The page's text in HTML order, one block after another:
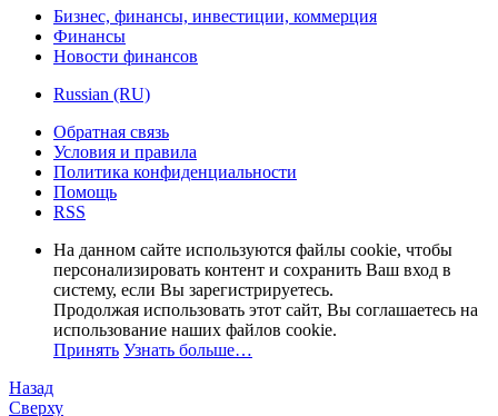
Бизнес, финансы, инвестиции, коммерция
Финансы
Новости финансов
Russian (RU)
Обратная связь
Условия и правила
Политика конфиденциальности
Помощь
RSS
На данном сайте используются файлы cookie, чтобы
персонализировать контент и сохранить Ваш вход в
систему, если Вы зарегистрируетесь.
Продолжая использовать этот сайт, Вы соглашаетесь на
использование наших файлов cookie.
Принять Узнать больше…
Назад
Сверху